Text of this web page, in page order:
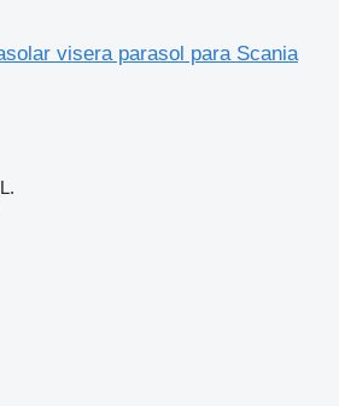
visera parasol para Scania